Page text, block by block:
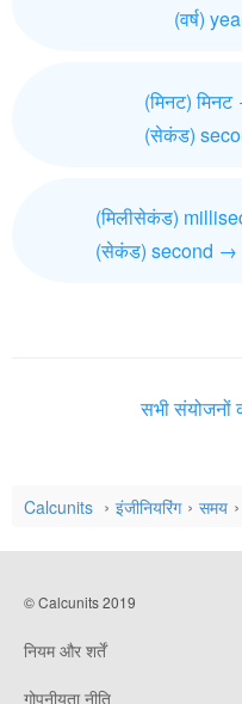
(वर्ष)
(मिनट)
(सेकंड)
(मिलीसेकंड)
(सेकंड) second →
सभी संयोजनों
Calcunits इंजीनियरिंग समय
© Calcunits 2019
नियम और शर्तें
गोपनीयता नीति